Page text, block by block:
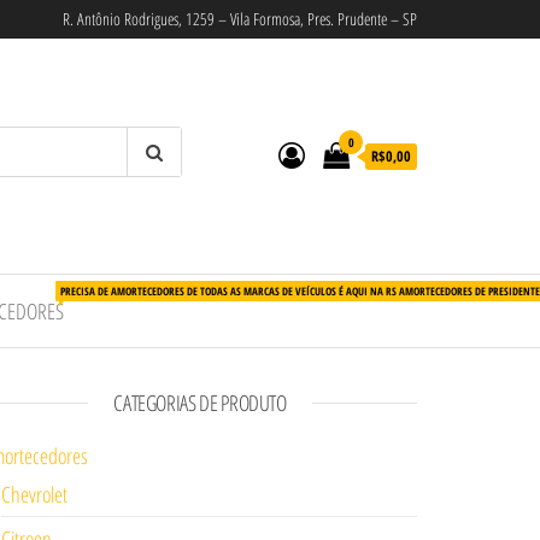
R. Antônio Rodrigues, 1259 – Vila Formosa, Pres. Prudente – SP
0
R$0,00
PRECISA DE AMORTECEDORES DE TODAS AS MARCAS DE VEÍCULOS É AQUI NA RS AMORTECEDORES DE
CATEGORIAS DE PRODUTO
Chevrolet